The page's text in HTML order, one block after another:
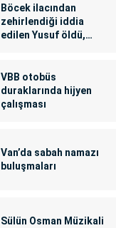
Böcek ilacından
zehirlendiği iddia
edilen Yusuf öldü,
VBB otobüs
duraklarında hijyen
çalışması
Van’da sabah namazı
buluşmaları
Sülün Osman Müzikali